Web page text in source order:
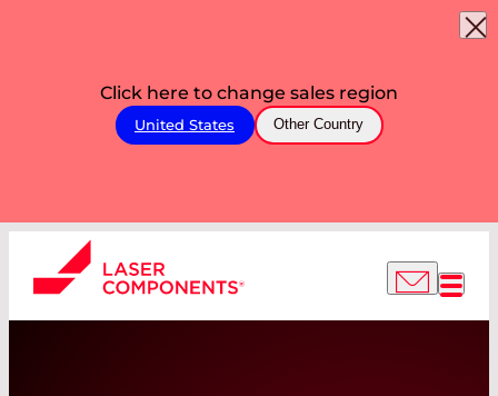
Click here to change sales region
United States Other Country